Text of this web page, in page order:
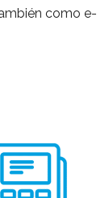
como e-